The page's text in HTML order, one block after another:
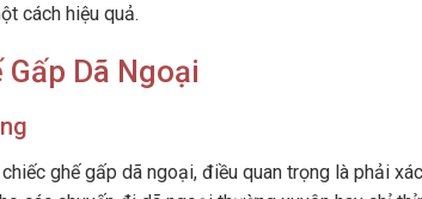
cách hiệu quả.
Dã Ngoại
ghế gấp dã ngoại, điều quan trọng là phải